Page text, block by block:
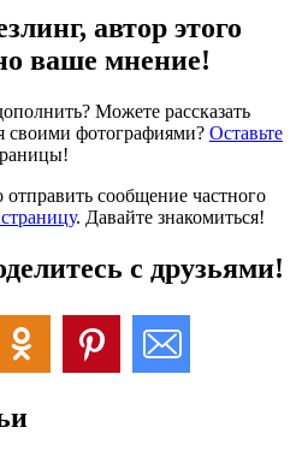
автор этого
ваше мнение!
Можете рассказать
своими фотографиями? Оставьте
сообщение частного
. Давайте знакомиться!
с друзьями!